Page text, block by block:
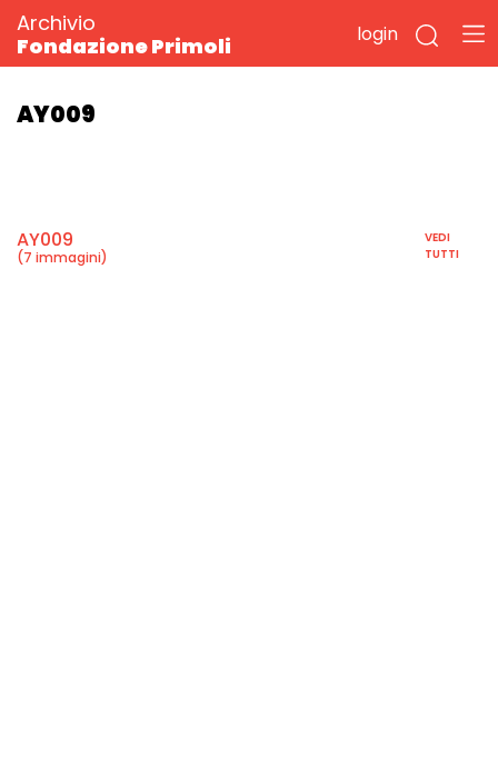
Archivio
Fondazione Primoli
login
AY009
AY009
(7 immagini)
VEDI
TUTTI